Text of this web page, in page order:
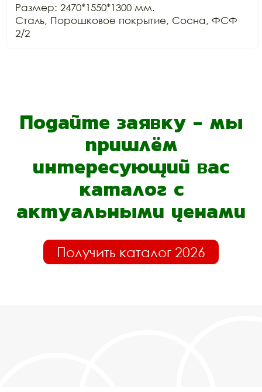
Размер: 2470*1550*1300 мм.
Сталь, Порошковое покрытие, Сосна, ФСФ
2/2
Подайте заявку - мы
пришлём
интересующий вас
каталог с
актуальными ценами
Получить каталог 2026